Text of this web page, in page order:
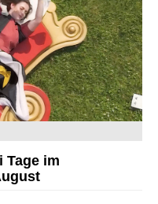
Tage im